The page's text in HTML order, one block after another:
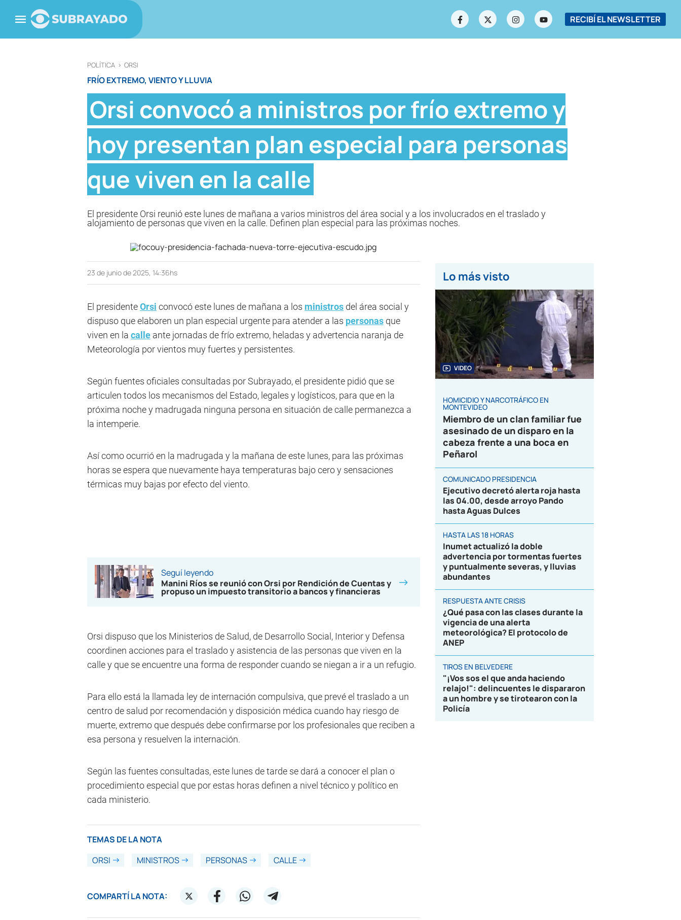
RECIBÍ EL NEWSLETTER
POLÍTICA > ORSI
FRÍO EXTREMO, VIENTO Y LLUVIA
Orsi convocó a ministros por frío extremo y
hoy presentan plan especial para personas
que viven en la calle
El presidente Orsi reunió este lunes de mañana a varios ministros del área social y a los involucrados en el traslado y
alojamiento de personas que viven en la calle. Definen plan especial para las próximas noches.
23 de junio de 2025, 14:36hs
El presidenteOrsi convocó este lunes de mañana a los ministros del área social y
dispuso que elaboren un plan especial urgente para atender a las personas que
viven en la calle ante jornadas de frío extremo, heladas y advertencia naranja de
Meteorología por vientos muy fuertes y persistentes.
Según fuentes oficiales consultadas por Subrayado, el presidente pidió que se
articulen todos los mecanismos del Estado, legales y logísticos, para que en la
próxima noche y madrugada ninguna persona en situación de calle permanezca a
la intemperie.
Así como ocurrió en la madrugada y la mañana de este lunes, para las próximas
horas se espera que nuevamente haya temperaturas bajo cero y sensaciones
térmicas muy bajas por efecto del viento.
Seguí leyendo
Manini Ríos se reunió con Orsi por Rendición de Cuentas y
propuso un impuesto transitorio a bancos y financieras
Orsi dispuso que los Ministerios de Salud, de Desarrollo Social, Interior y Defensa
coordinen acciones para el traslado y asistencia de las personas que viven en la
calle y que se encuentre una forma de responder cuando se niegan a ir a un refugio.
Para ello está la llamada ley de internación compulsiva, que prevé el traslado a un
centro de salud por recomendación y disposición médica cuando hay riesgo de
muerte, extremo que después debe confirmarse por los profesionales que reciben a
esa persona y resuelven la internación.
Según las fuentes consultadas, este lunes de tarde se dará a conocer el plan o
procedimiento especial que por estas horas definen a nivel técnico y político en
cada ministerio.
TEMAS DE LA NOTA
ORSI
MINISTROS PERSONAS CALLE
COMPARTÍ LA NOTA:
Lo más visto
VIDEO
HOMICIDIO Y NARCOTRÁFICO EN
MONTEVIDEO
Miembro de un clan familiar fue
asesinado de un disparo en la
cabeza frente a una boca en
Peñarol
COMUNICADO PRESIDENCIA
Ejecutivo decretó alerta roja hasta
las 04.00, desde arroyo Pando
hasta Aguas Dulces
HASTA LAS 18 HORAS
Inumet actualizó la doble
advertencia por tormentas fuertes
y puntualmente severas, y lluvias
abundantes
RESPUESTA ANTE CRISIS
¿Qué pasa con las clases durante la
vigencia de una alerta
meteorológica? El protocolo de
ANEP
TIROS EN BELVEDERE
"¡Vos sos el que anda haciendo
relajo!": delincuentes le dispararon
a un hombre y se tirotearon con la
Policía